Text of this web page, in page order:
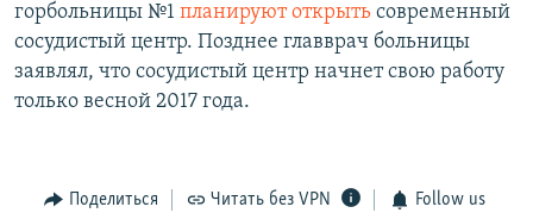
горбольницы №1 планируют открыть современный
сосудистый центр. Позднее главврач больницы
заявлял, что сосудистый центр начнет свою работу
только весной 2017 года.
Поделиться Читать без VPN Follow us